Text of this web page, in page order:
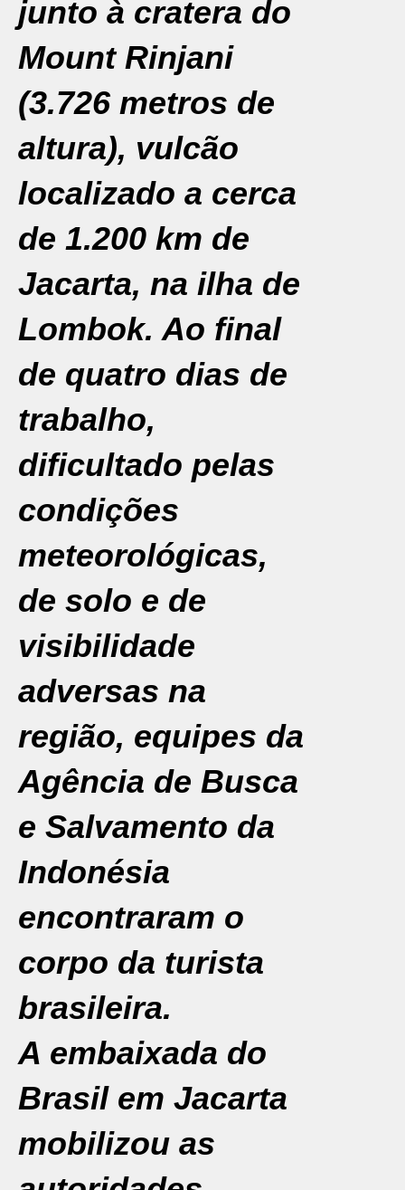
junto à cratera do
Mount Rinjani
(3.726 metros de
altura), vulcão
localizado a cerca
de 1.200 km de
Jacarta, na ilha de
Lombok. Ao final
de quatro dias de
trabalho,
dificultado pelas
condições
meteorológicas,
de solo e de
visibilidade
adversas na
região, equipes da
Agência de Busca
e Salvamento da
Indonésia
encontraram o
corpo da turista
brasileira.
A embaixada do
Brasil em Jacarta
mobilizou as